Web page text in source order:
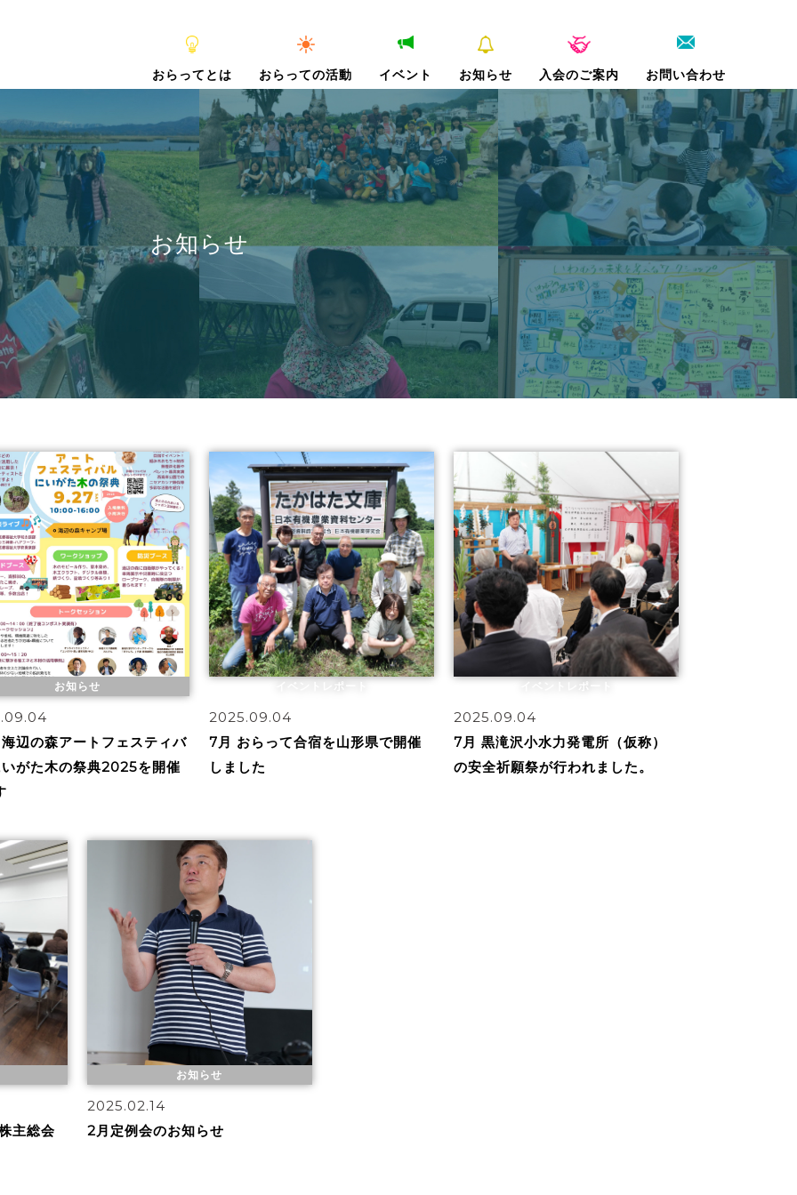
おらってとは おらっての活動 イベント お知らせ 入会のご案内 お問い合わせ
お知らせ
お知らせ
辺の森アートフェスティバ
がた木の祭典2025を開催
イベントレポート
2025.09.04
7月 おらって合宿を山形県で開催
しました
イベントレポート
2025.09.04
7月 黒滝沢小水力発電所（仮称）
の安全祈願祭が行われました。
主総会
お知らせ
2025.02.14
2月定例会のお知らせ